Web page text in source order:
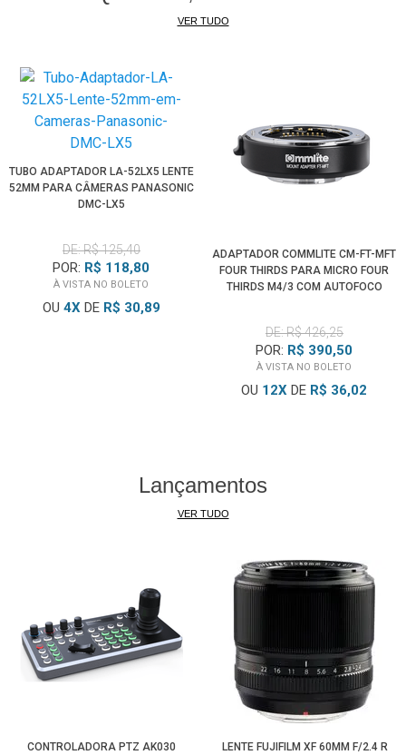
VER TUDO
TUBO ADAPTADOR LA-52LX5 LENTE
52MM PARA CÂMERAS PANASONIC
DMC-LX5
DE: R$ 125,40
POR: R$ 118,80
À VISTA NO BOLETO
OU 4XDE R$ 30,89
ADAPTADOR COMMLITE CM-FT-MFT
FOUR THIRDS PARA MICRO FOUR
THIRDS M4/3 COM AUTOFOCO
DE: R$ 426,25
POR: R$ 390,50
À VISTA NO BOLETO
OU 12X DE R$ 36,02
Lançamentos
VER TUDO
CONTROLADORA PTZ AK030
LENTE FUJIFILM XF 60MM F/2.4 R